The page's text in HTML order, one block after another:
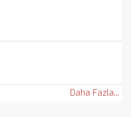
Daha Fazla...